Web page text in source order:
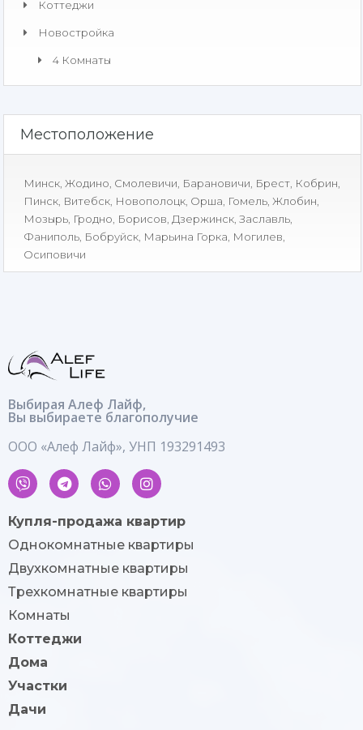
Коттеджи
Новостройка
4 Комнаты
Местоположение
Минск Жодино Смолевичи Барановичи Брест Кобрин
Пинск Витебск Новополоцк Орша Гомель Жлобин
Мозырь Гродно Борисов Дзержинск Заславль
Фаниполь Бобруйск Марьина Горка Могилев
Осиповичи
Выбирая Алеф Лайф,
Вы выбираете благополучие
ООО «Алеф Лайф», УНП 193291493
Купля-продажа квартир
Однокомнатные квартиры
Двухкомнатные квартиры
Трехкомнатные квартиры
Комнаты
Коттеджи
Дома
Участки
Дачи